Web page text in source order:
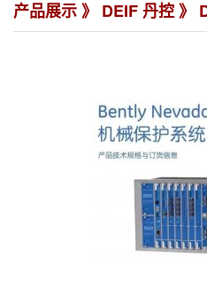
产品展示 》 DEIF 丹控》